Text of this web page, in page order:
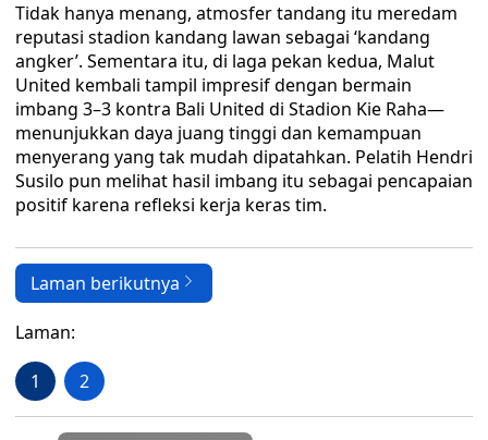
Tidak hanya menang, atmosfer tandang itu meredam
reputasi stadion kandang lawan sebagai ‘kandang
angker’. Sementara itu, di laga pekan kedua, Malut
United kembali tampil impresif dengan bermain
imbang 3–3 kontra Bali United di Stadion Kie Raha—
menunjukkan daya juang tinggi dan kemampuan
menyerang yang tak mudah dipatahkan. Pelatih Hendri
Susilo pun melihat hasil imbang itu sebagai pencapaian
positif karena refleksi kerja keras tim.
Laman berikutnya
Laman:
1 2